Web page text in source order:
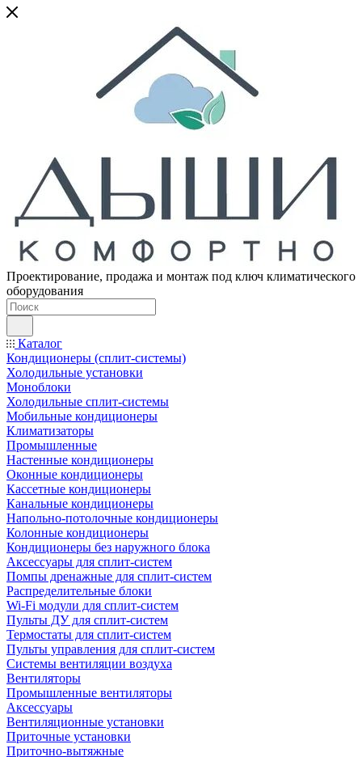
Проектирование, продажа и монтаж под ключ климатического
оборудования
Каталог
Кондиционеры (сплит-системы)
Холодильные установки
Моноблоки
Холодильные сплит-системы
Мобильные кондиционеры
Климатизаторы
Промышленные
Настенные кондиционеры
Оконные кондиционеры
Кассетные кондиционеры
Канальные кондиционеры
Напольно-потолочные кондиционеры
Колонные кондиционеры
Кондиционеры без наружного блока
Аксессуары для сплит-систем
Помпы дренажные для сплит-систем
Распределительные блоки
Wi-Fi модули для сплит-систем
Пульты ДУ для сплит-систем
Термостаты для сплит-систем
Пульты управления для сплит-систем
Системы вентиляции воздуха
Вентиляторы
Промышленные вентиляторы
Аксессуары
Вентиляционные установки
Приточные установки
Приточно-вытяжные